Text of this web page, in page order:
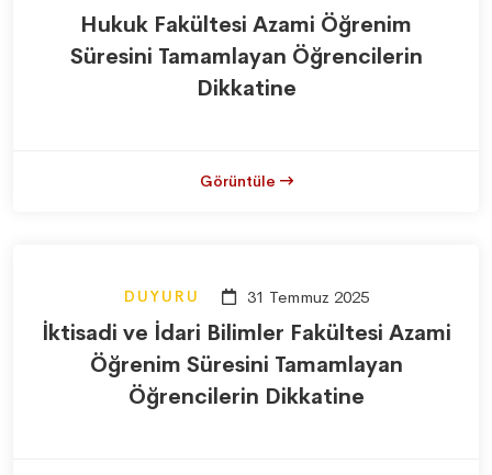
Hukuk Fakültesi Azami Öğrenim
Süresini Tamamlayan Öğrencilerin
Dikkatine
Görüntüle
DUYURU 31 Temmuz 2025
İktisadi ve İdari Bilimler Fakültesi Azami
Öğrenim Süresini Tamamlayan
Öğrencilerin Dikkatine